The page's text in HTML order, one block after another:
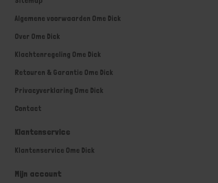
Algemene voorwaarden Ome Dick
Over Ome Dick
Klachtenregeling Ome Dick
Retouren & Garantie Ome Dick
Privacyverklaring Ome Dick
Contact
Klantenservice
Klantenservice Ome Dick
Mijn account